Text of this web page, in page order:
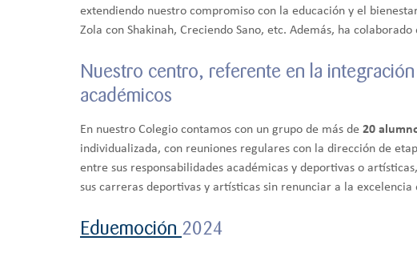
extendiendo nuestro compromiso con la educación y el
Zola con Shakinah, Creciendo Sano, etc. Además, ha
Nuestro centro, referente en la
académicos
En nuestro Colegio contamos con un grupo de más de 20
individualizada, con reuniones regulares con la dirección de
entre sus responsabilidades académicas y deportivas o
sus carreras deportivas y artísticas sin renunciar a la
Eduemoción 2024